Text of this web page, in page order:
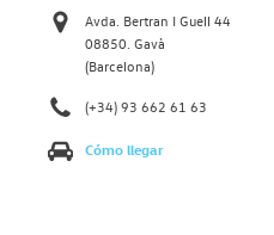
Avda. Bertran I Guell 44
08850. Gavà
(Barcelona)
(+34) 93 662 61 63
Cómo llegar